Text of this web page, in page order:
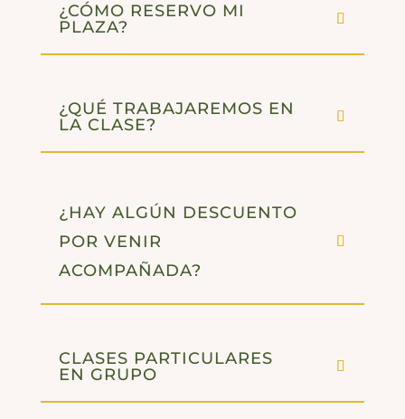
¿CÓMO RESERVO MI
PLAZA?
¿QUÉ TRABAJAREMOS EN
LA CLASE?
¿HAY ALGÚN DESCUENTO
POR VENIR
ACOMPAÑADA?
CLASES PARTICULARES
EN GRUPO